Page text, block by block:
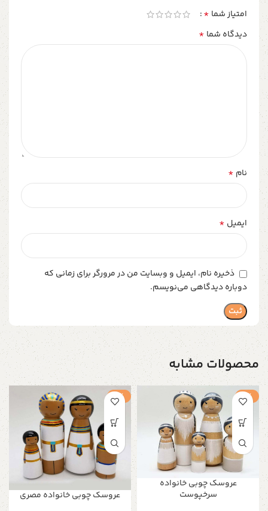
امتیاز شما *
دیدگاه شما *
نام *
ایمیل *
ذخیره نام، ایمیل و وبسایت من در مرورگر برای زمانی که
دوباره دیدگاهی می‌نویسم.
محصولات مشابه
-1%
عروسک چوبی خانواده
سرخپوست
-1%
عروسک چوبی خانواده مصری